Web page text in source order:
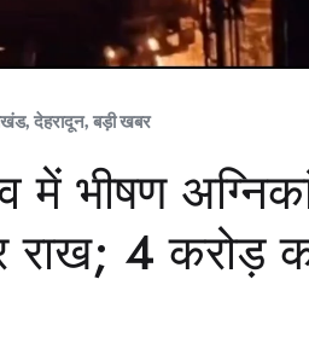
, देहरादून, बड़ी खबर
में भीषण
राख; 4 करोड़